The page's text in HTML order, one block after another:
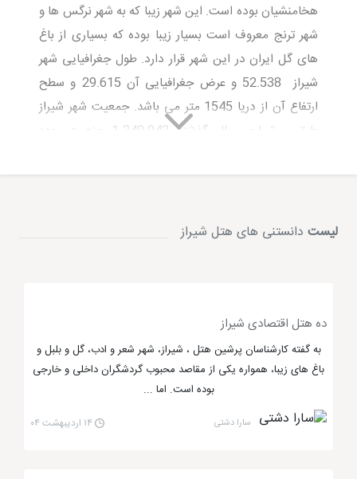
هخامنشیان بوده است. این شهر زیبا که به شهر نرگس ها و
شهر ترنج معروف است بسیار زیبا بوده که بسیاری از باغ
های گل ایران در این شهر قرار دارد. طول جغرافیایی شهر
شیراز 52.538 و عرض جغرافیایی آن 29.615 و سطح
ارتفاع آن از دریا 1545 متر می باشد. جمعیت شهر شیراز
شیراز به دلیل وجود آرامگاه شاهچراغ (ع) که برادر امام رضا
امر باعث شده روز به روز به تعداد
با پرشین هتل همراه باشید تا با مهم ترین نکته های
انتخاب هتل در شیراز آشنا شوید.
بهترین هتل شیراز کجاست؟ چگونه آن را
انتخاب کنیم؟
لیست دانستنی های هتل شیراز
ده هتل اقتصادی شیراز
به گفته کارشناسان پرشین هتل ، شیراز، شهر شعر و ادب، گل و بلبل و
باغ های زیبا، همواره یکی از مقاصد محبوب گردشگران داخلی و خارجی
بوده است. اما ...
سارا دشتی ۱۴ اردیبهشت ۰۴